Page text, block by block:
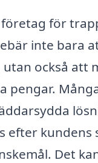
för
inte bara
också att
pengar.
efter kundens
Det